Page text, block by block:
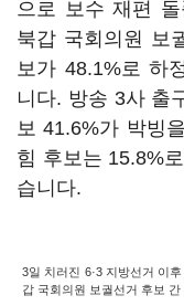
으로 보수 재편
북갑 국회의원 보
보가 48.1%로 하
니다. 방송 3사 출
보 41.6%가 박빙
힘 후보는 15.8%
습니다.
3일 치러진 6·3 지방선거 이
갑 국회의원 보궐선거 후보